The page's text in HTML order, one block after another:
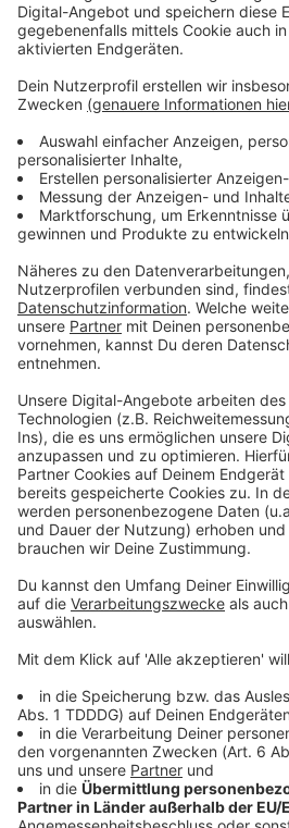
Verpass' nichts mehr - mit
ANTENNE BAYERN
Lifestyle oder unsere
informieren
Zum Newsletter
Du möchtest uns
© dpa-
DAS KÖNNTE DICH AUCH
Bayern